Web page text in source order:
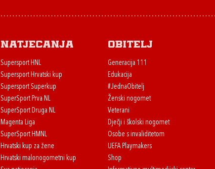
Natjecanja
Supersport HNL
Supersport Hrvatski kup
Supersport Superkup
SuperSport Prva NL
SuperSport Druga NL
Magenta Liga
SuperSport HMNL
Hrvatski kup za žene
Hrvatski malonogometni kup
Obitelj
Generacija 111
Edukacija
#JednaObitelj
Ženski nogomet
Veterani
Dječji i školski nogomet
Osobe s invaliditetom
UEFA Playmakers
Shop